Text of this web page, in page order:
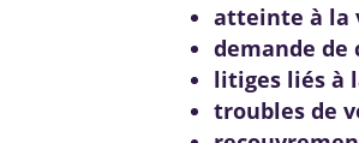
atteinte à la
demande de
litiges liés à
troubles de